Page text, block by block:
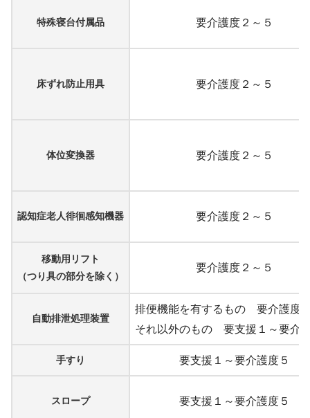
特殊寝台付属品 要介護度２～５
床ずれ防止用具 要介護度２～５
体位変換器 要介護度２～５
認知症老人徘徊感知機器 要介護度２～５
移動用リフト
（つり具の部分を除く）
要介護度２～５
自動排泄処理装置
排便機能を有するもの 要介護度
それ以外のもの 要支援１～要介
手すり 要支援１～要介護度５
スロープ 要支援１～要介護度５